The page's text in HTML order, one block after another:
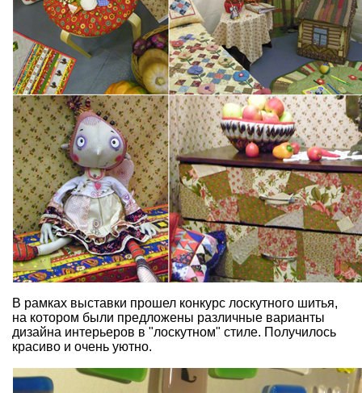
В рамках выставки прошел конкурс лоскутного шитья,
на котором были предложены различные варианты
дизайна интерьеров в "лоскутном" стиле. Получилось
красиво и очень уютно.